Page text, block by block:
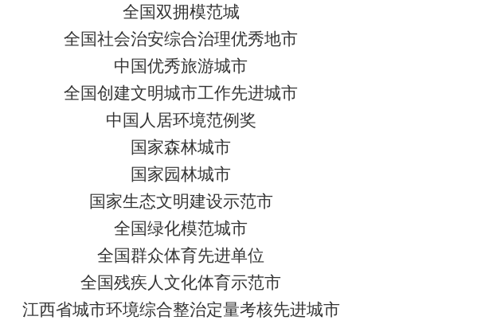
全国双拥模范城
全国社会治安综合治理优秀地市
中国优秀旅游城市
全国创建文明城市工作先进城市
中国人居环境范例奖
国家森林城市
国家园林城市
国家生态文明建设示范市
全国绿化模范城市
全国群众体育先进单位
全国残疾人文化体育示范市
江西省城市环境综合整治定量考核先进城市